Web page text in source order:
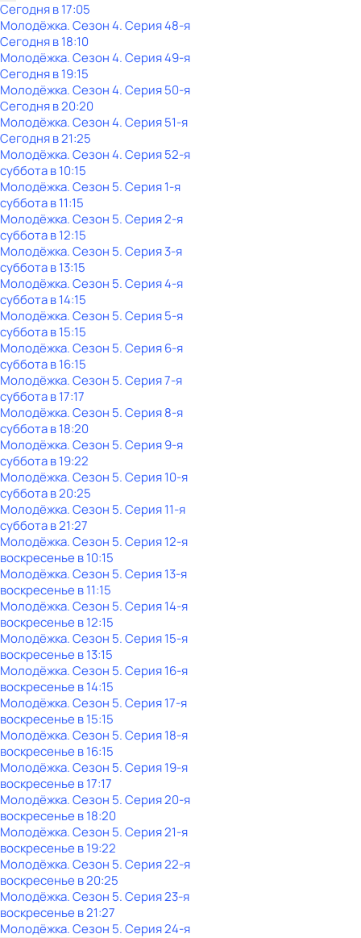
Сегодня в 17:05
Молодёжка. Сезон 4. Серия 48-я
Сегодня в 18:10
Молодёжка. Сезон 4. Серия 49-я
Сегодня в 19:15
Молодёжка. Сезон 4. Серия 50-я
Сегодня в 20:20
Молодёжка. Сезон 4. Серия 51-я
Сегодня в 21:25
Молодёжка. Сезон 4. Серия 52-я
субботав10:15
Молодёжка. Сезон 5. Серия 1-я
субботав11:15
Молодёжка. Сезон 5. Серия 2-я
субботав12:15
Молодёжка. Сезон 5. Серия 3-я
субботав13:15
Молодёжка. Сезон 5. Серия 4-я
субботав14:15
Молодёжка. Сезон 5. Серия 5-я
субботав15:15
Молодёжка. Сезон 5. Серия 6-я
субботав16:15
Молодёжка. Сезон 5. Серия 7-я
субботав17:17
Молодёжка. Сезон 5. Серия 8-я
субботав18:20
Молодёжка. Сезон 5. Серия 9-я
субботав19:22
Молодёжка. Сезон 5. Серия 10-я
субботав20:25
Молодёжка. Сезон 5. Серия 11-я
субботав21:27
Молодёжка. Сезон 5. Серия 12-я
воскресенье в10:15
Молодёжка. Сезон 5. Серия 13-я
воскресенье в11:15
Молодёжка. Сезон 5. Серия 14-я
воскресенье в12:15
Молодёжка. Сезон 5. Серия 15-я
воскресенье в13:15
Молодёжка. Сезон 5. Серия 16-я
воскресенье в14:15
Молодёжка. Сезон 5. Серия 17-я
воскресенье в15:15
Молодёжка. Сезон 5. Серия 18-я
воскресенье в16:15
Молодёжка. Сезон 5. Серия 19-я
воскресенье в17:17
Молодёжка. Сезон 5. Серия 20-я
воскресенье в18:20
Молодёжка. Сезон 5. Серия 21-я
воскресенье в19:22
Молодёжка. Сезон 5. Серия 22-я
воскресенье в20:25
Молодёжка. Сезон 5. Серия 23-я
воскресенье в21:27
Молодёжка. Сезон 5. Серия 24-я